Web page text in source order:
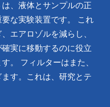
、液体とサンプルの正
な実験装置です。 これ
エアロゾルを減らし、
実に移動するのに役立
。 フィルターはまた、
す。これは、研究とテ